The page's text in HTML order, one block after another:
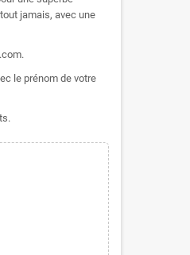
jamais, avec une
le prénom de votre